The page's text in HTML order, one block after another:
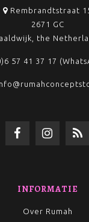
Rembrandtstraat
2671 GC
the
57 41 37 17
INFORMATIE
Over Rumah